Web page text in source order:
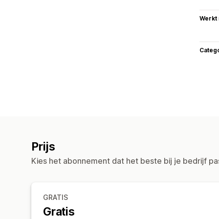
Werkt
Prijs
Kies het abonnement dat het beste bij je bedrijf
GRATIS
Gratis